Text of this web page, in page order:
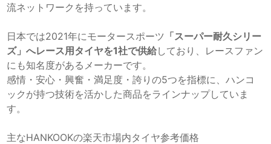
流ネットワークを持っています。
日本では2021年にモータースポーツ 「スーパー耐久シリー
ズ」へレース用タイヤを1社で供給しており、レースファン
にも知名度があるメーカーです。
感情・安心・興奮・満足度・誇りの5つを指標に、ハンコ
ックが持つ技術を活かした商品をラインナップしていま
す。
主なHANKOOKの楽天市場内タイヤ参考価格